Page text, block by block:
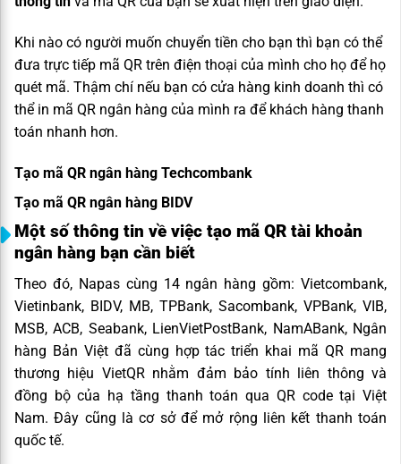
Khi nào có người muốn chuyển tiền cho bạn thì bạn có thể
đưa trực tiếp mã QR trên điện thoại của mình cho họ để họ
quét mã. Thậm chí nếu bạn có cửa hàng kinh doanh thì có
thể in mã QR ngân hàng của mình ra để khách hàng thanh
toán nhanh hơn.
Tạo mã QR ngân hàng Techcombank
Tạo mã QR ngân hàng BIDV
Một số thông tin về việc tạo mã QR tài khoản
ngân hàng bạn cần biết
Theo đó, Napas cùng 14 ngân hàng gồm: Vietcombank,
Vietinbank, BIDV, MB, TPBank, Sacombank, VPBank, VIB,
MSB, ACB, Seabank, LienVietPostBank, NamABank, Ngân
hàng Bản Việt đã cùng hợp tác triển khai mã QR mang
thương hiệu VietQR nhằm đảm bảo tính liên thông và
đồng bộ của hạ tầng thanh toán qua QR code tại Việt
Nam. Đây cũng là cơ sở để mở rộng liên kết thanh toán
quốc tế.